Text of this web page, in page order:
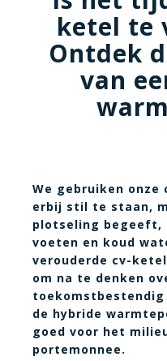
ketel te
Ontdek
van
We gebruiken
erbij stil te staan,
plotseling begeeft,
voeten en koud
verouderde cv-
om na te denken
de hybride
goed voor het
portemonnee.